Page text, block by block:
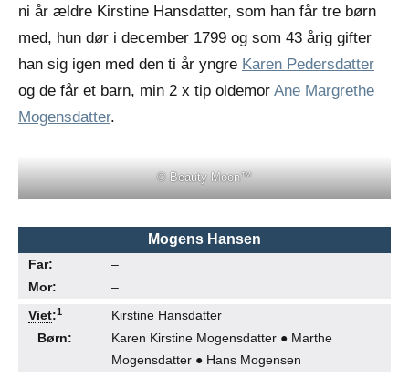
ni år ældre Kirstine Hansdatter, som han får tre børn
med, hun dør i december 1799 og som 43 årig gifter
han sig igen med den ti år yngre Karen Pedersdatter
og de får et barn, min 2 x tip oldemor Ane Margrethe
Mogensdatter.
© Beauty Moon™
Mogens Hansen
Far:
–
Mor:
–
Viet:1
Kirstine Hansdatter
Børn:
Karen Kirstine Mogensdatter ● Marthe
Mogensdatter ● Hans Mogensen